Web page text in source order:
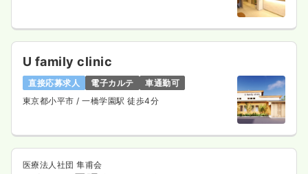
U family clinic
直接応募求人 電子カルテ
車通勤可
東京都小平市 / 一橋学園駅 徒歩4分
医療法人社団 隼甫会